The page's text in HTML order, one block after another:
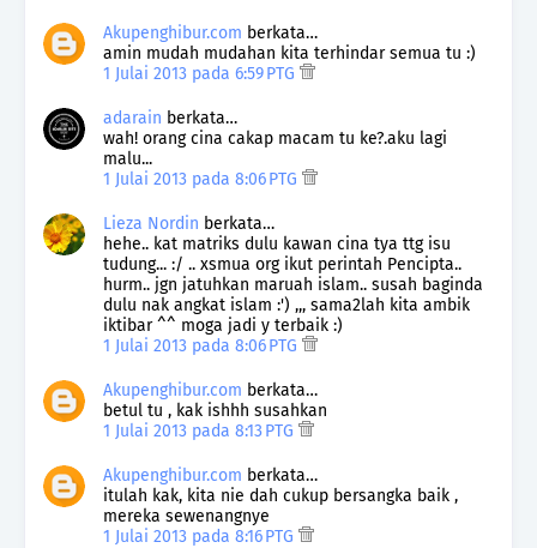
Akupenghibur.com berkata…
amin mudah mudahan kita terhindar semua tu :)
1 Julai 2013 pada 6:59 PTG
adarain berkata…
wah! orang cina cakap macam tu ke?.aku lagi
malu...
1 Julai 2013 pada 8:06 PTG
Lieza Nordin berkata…
hehe.. kat matriks dulu kawan cina tya ttg isu
tudung... :/ .. xsmua org ikut perintah Pencipta..
hurm.. jgn jatuhkan maruah islam.. susah baginda
dulu nak angkat islam :') ,,, sama2lah kita ambik
iktibar ^^ moga jadi y terbaik :)
1 Julai 2013 pada 8:06 PTG
Akupenghibur.com berkata…
betul tu , kak ishhh susahkan
1 Julai 2013 pada 8:13 PTG
Akupenghibur.com berkata…
itulah kak, kita nie dah cukup bersangka baik ,
mereka sewenangnye
1 Julai 2013 pada 8:16 PTG